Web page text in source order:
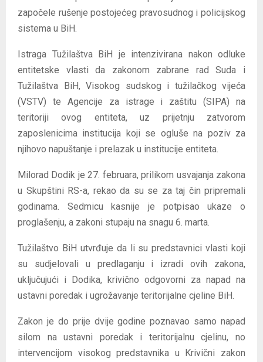
započele rušenje postojećeg pravosudnog i policijskog
sistema u BiH.
Istraga Tužilaštva BiH je intenzivirana nakon odluke
entitetske vlasti da zakonom zabrane rad Suda i
Tužilaštva BiH, Visokog sudskog i tužilačkog vijeća
(VSTV) te Agencije za istrage i zaštitu (SIPA) na
teritoriji ovog entiteta, uz prijetnju zatvorom
zaposlenicima institucija koji se ogluše na poziv za
njihovo napuštanje i prelazak u institucije entiteta.
Milorad Dodik je 27. februara, prilikom usvajanja zakona
u Skupštini RS-a, rekao da su se za taj čin pripremali
godinama. Sedmicu kasnije je potpisao ukaze o
proglašenju, a zakoni stupaju na snagu 6. marta.
Tužilaštvo BiH utvrđuje da li su predstavnici vlasti koji
su sudjelovali u predlaganju i izradi ovih zakona,
uključujući i Dodika, krivično odgovorni za napad na
ustavni poredak i ugrožavanje teritorijalne cjeline BiH.
Zakon je do prije dvije godine poznavao samo napad
silom na ustavni poredak i teritorijalnu cjelinu, no
intervencijom visokog predstavnika u Krivični zakon